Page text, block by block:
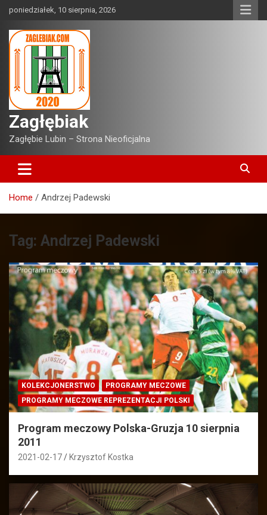
content
poniedziałek, 10 sierpnia, 2026
Zagłębiak
Zagłębie Lubin – Strona Nieoficjalna
Home Andrzej Padewski
Tag: Andrzej Padewski
KOLEKCJONERSTWO
PROGRAMY MECZOWE
PROGRAMY MECZOWE REPREZENTACJI POLSKI
Program meczowy Polska-Gruzja 10 sierpnia
2011
2021-02-17 Krzysztof Kostka